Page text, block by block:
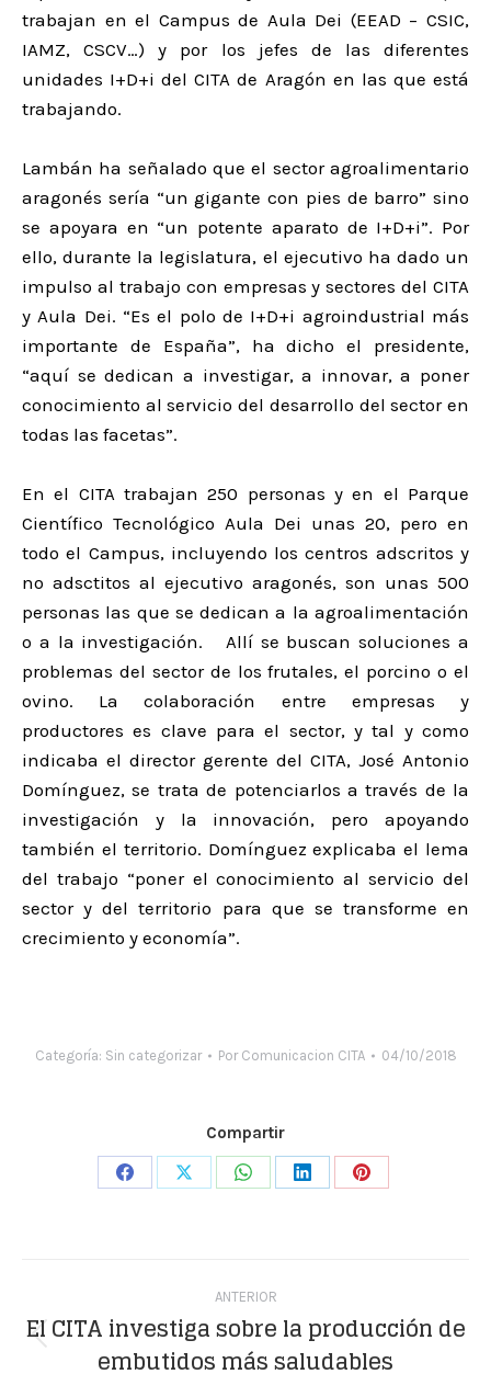
trabajan en el Campus de Aula Dei (EEAD – CSIC,
IAMZ, CSCV…) y por los jefes de las diferentes
unidades I+D+i del CITA de Aragón en las que está
trabajando.
Lambán ha señalado que el sector agroalimentario
aragonés sería “un gigante con pies de barro” sino
se apoyara en “un potente aparato de I+D+i”. Por
ello, durante la legislatura, el ejecutivo ha dado un
impulso al trabajo con empresas y sectores del CITA
y Aula Dei. “Es el polo de I+D+i agroindustrial más
importante de España”, ha dicho el presidente,
“aquí se dedican a investigar, a innovar, a poner
conocimiento al servicio del desarrollo del sector en
todas las facetas”.
En el CITA trabajan 250 personas y en el Parque
Científico Tecnológico Aula Dei unas 20, pero en
todo el Campus, incluyendo los centros adscritos y
no adsctitos al ejecutivo aragonés, son unas 500
personas las que se dedican a la agroalimentación
o a la investigación. Allí se buscan soluciones a
problemas del sector de los frutales, el porcino o el
ovino. La colaboración entre empresas y
productores es clave para el sector, y tal y como
indicaba el director gerente del CITA, José Antonio
Domínguez, se trata de potenciarlos a través de la
investigación y la innovación, pero apoyando
también el territorio. Domínguez explicaba el lema
del trabajo “poner el conocimiento al servicio del
sector y del territorio para que se transforme en
crecimiento y economía”.
Categoría: Sin categorizar Por Comunicacion CITA 04/10/2018
Compartir
Share
Share
Share
Share
Share
Navegación
entre
publicaciones
ANTERIOR
Publicación
anterior:
El CITA investiga sobre la producción de
embutidos más saludables